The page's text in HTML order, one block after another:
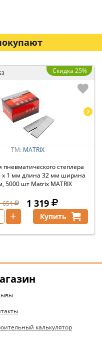
Скидка 25%
ТМ: MATRIX
пневматического степлера
х 1 мм длина 32 мм ширина
5000 шт Matrix MATRIX
651 1 319
+ Купить
калькулятор